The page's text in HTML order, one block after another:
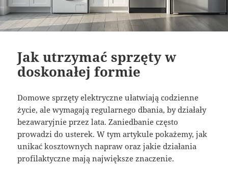
Jak utrzymać sprzęty w
doskonałej formie
Domowe sprzęty elektryczne ułatwiają codzienne
życie, ale wymagają regularnego dbania, by działały
bezawaryjnie przez lata. Zaniedbanie często
prowadzi do usterek. W tym artykule pokażemy, jak
unikać kosztownych napraw oraz jakie działania
profilaktyczne mają największe znaczenie.